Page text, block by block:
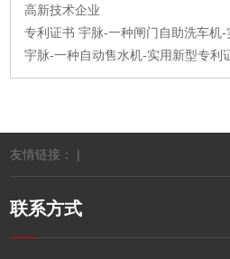
高新技术企业
专利证书 宇脉-一种闸门自助洗车机-
宇脉-一种自动售水机-实用新型专利
友情链接： |
联系方式